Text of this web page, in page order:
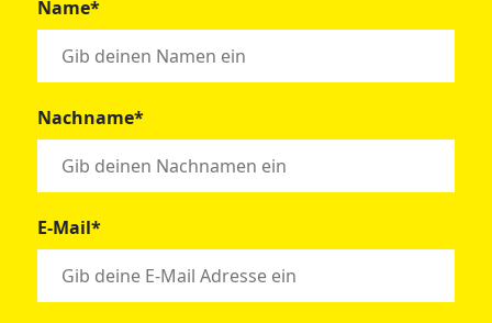
Name*
Nachname*
E-Mail*